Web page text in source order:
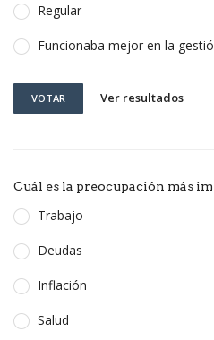
Regular
Funcionaba mejor en la
VOTAR Ver resultados
Cuál es la preocupación más
Trabajo
Deudas
Inflación
Salud